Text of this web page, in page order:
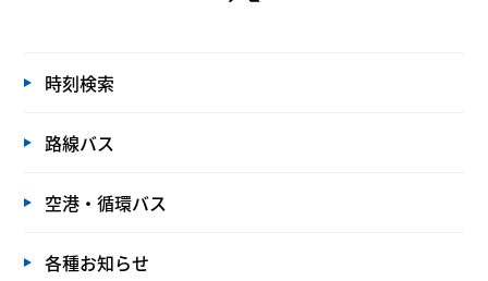
時刻検索
路線バス
空港・循環バス
各種お知らせ